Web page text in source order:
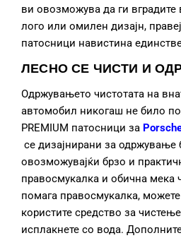
ви овозможува да ги вградите
лого или омилен дизајн,
патосници навистина
ЛЕСНО СЕ ЧИСТИ И
Одржувањето чистотата на
автомобил никогаш не било
PREMIUM патосници за
се дизајнирани за одржување
овозможувајќи брзо и
правосмукалка и обична мека
помага правосмукалка,
користите средство за
исплакнете со вода.